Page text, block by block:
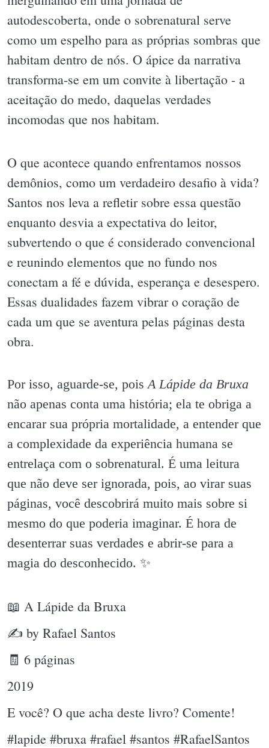
autodescoberta, onde o sobrenatural serve
como um espelho para as próprias sombras que
habitam dentro de nós. O ápice da narrativa
transforma-se em um convite à libertação - a
aceitação do medo, daquelas verdades
incomodas que nos habitam.
O que acontece quando enfrentamos nossos
demônios, como um verdadeiro desafio à vida?
Santos nos leva a refletir sobre essa questão
enquanto desvia a expectativa do leitor,
subvertendo o que é considerado convencional
e reunindo elementos que no fundo nos
conectam a fé e dúvida, esperança e desespero.
Essas dualidades fazem vibrar o coração de
cada um que se aventura pelas páginas desta
obra.
Por isso, aguarde-se, poisA Lápide da Bruxa
não apenas conta uma história; ela te obriga a
encarar sua própria mortalidade, a entender que
a complexidade da experiência humana se
entrelaça com o sobrenatural. É uma leitura
que não deve ser ignorada, pois, ao virar suas
páginas, você descobrirá muito mais sobre si
mesmo do que poderia imaginar. É hora de
desenterrar suas verdades e abrir-se para a
magia do desconhecido. ✨️
📖 A Lápide da Bruxa
✍ by Rafael Santos
🧾 6 páginas
2019
E você? O que acha deste livro? Comente!
#lapide #bruxa #rafael #santos #RafaelSantos